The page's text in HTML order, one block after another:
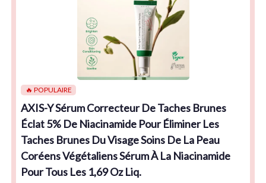
🔥 POPULAIRE
AXIS-Y Sérum Correcteur De Taches Brunes
Éclat 5% De Niacinamide Pour Éliminer Les
Taches Brunes Du Visage Soins De La Peau
Coréens Végétaliens Sérum À La Niacinamide
Pour Tous Les 1,69 Oz Liq.